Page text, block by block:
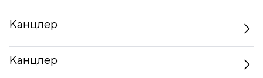
Канцлер
Канцлер